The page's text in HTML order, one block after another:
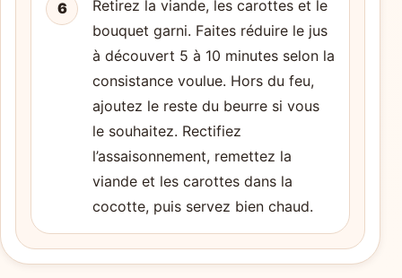
6
Retirez la viande, les carottes et le
bouquet garni. Faites réduire le jus
à découvert 5 à 10 minutes selon la
consistance voulue. Hors du feu,
ajoutez le reste du beurre si vous
le souhaitez. Rectifiez
l’assaisonnement, remettez la
viande et les carottes dans la
cocotte, puis servez bien chaud.